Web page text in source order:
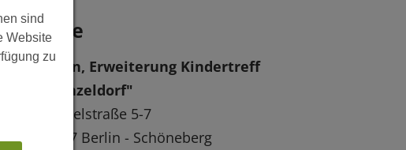
Lage
Berlin, Erweiterung Kindertreff
"Menzeldorf"
Menzelstraße 5-7
12157 Berlin - Schöneberg
sind
Website
zu